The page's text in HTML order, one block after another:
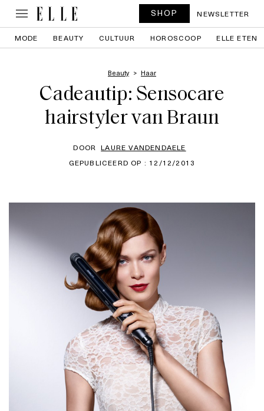
SHOP NEWSLETTER
MODE BEAUTY CULTUUR HOROSCOOP ELLE ETEN
Beauty Haar
Cadeautip: Sensocare
hairstyler van Braun
DOOR LAURE VANDENDAELE
GEPUBLICEERD OP : 12/12/2013